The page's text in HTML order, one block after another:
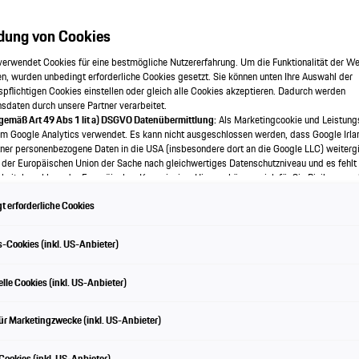
Schwingungsdämpfer 993
Eine
Fahrgefühl von
von Cookies
Cookies für eine bestmögliche Nutzererfahrung. Um die Funktionalität der
wurden unbedingt erforderliche Cookies gesetzt. Sie können unten Ihre Auswahl der
Cookies einstellen oder gleich alle Cookies akzeptieren. Dadurch werden
durch unsere Partner verarbeitet.
Art 49 Abs 1 lit a) DSGVO Datenübermittlung:Als Marketingcookie und
Google Analytics verwendet. Es kann nicht ausgeschlossen werden, dass Google
personenbezogene Daten in die USA (insbesondere dort an die Google LLC)
Europäischen Union der Sache nach gleichwertiges Datenschutzniveau und es
der Europäischen Kommission. Hieraus können sich für Sie Risiken
weil nicht ausgeschlossen werden kann, dass aufgrund aktueller Gesetze US-
beschränkt sind.
Sollten Sie das Setzen von Cookies für Marketingzwecke oder
auch für US-Dienstleister erlauben, dann stimmen Sie damit auch gemäß Art 49
die für Zwecke von Google Analytics gesetzt werden, finden Sie in den Cookie-
für diese Website und die Cookies ist die Porsche Austria GmbH und Co. OG.
am Ende der Webseite.
erforderliche Cookies
Cookies (inkl. US-Anbieter)
Cookies (inkl. US-Anbieter)
Marketingzwecke (inkl. US-Anbieter)